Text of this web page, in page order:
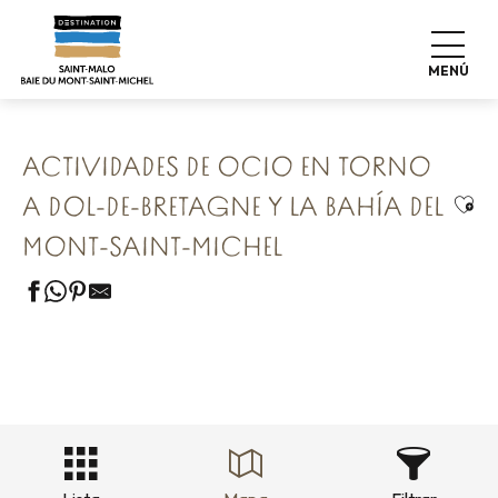
contenu
MENÚ
Home
Nuestros 8 tesoros preservados
Dol-de-Bretagne La Cité Rayonnante
Actividades de ocio en torno a Dol-de-Bretagne y la bahía
del Mont-Saint-Michel
ACTIVIDADES DE OCIO EN TORNO
A DOL-DE-BRETAGNE Y LA BAHÍA DEL
MONT-SAINT-MICHEL